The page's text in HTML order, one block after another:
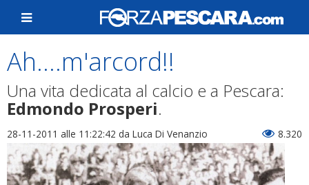
Ah....m'arcord!!
Una vita dedicata al calcio e a Pescara:
Edmondo Prosperi.
28-11-2011 alle 11:22:42 da Luca Di Venanzio 8.320